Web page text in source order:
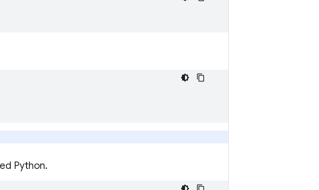
Python.